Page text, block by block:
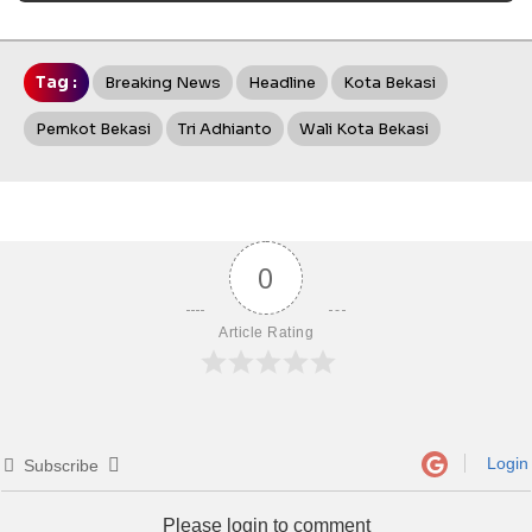
Tag : Breaking News Headline Kota Bekasi
Pemkot Bekasi Tri Adhianto Wali Kota Bekasi
0
Article Rating
Subscribe Login
Please login to comment